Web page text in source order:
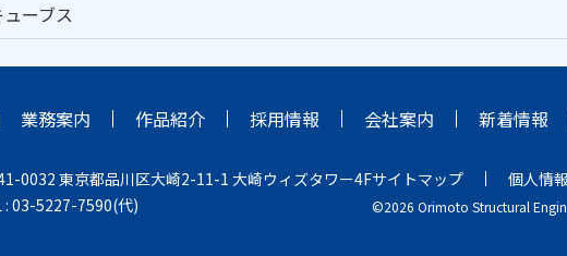
ーブス
業務案内 作品紹介 採用情報 会社案内 新着情報
0032 東京都品川区大崎2-11-1 大崎ウィズタワー4F
: 03-5227-7590(代)
サイトマップ 個人情
©2026 Orimoto Structural